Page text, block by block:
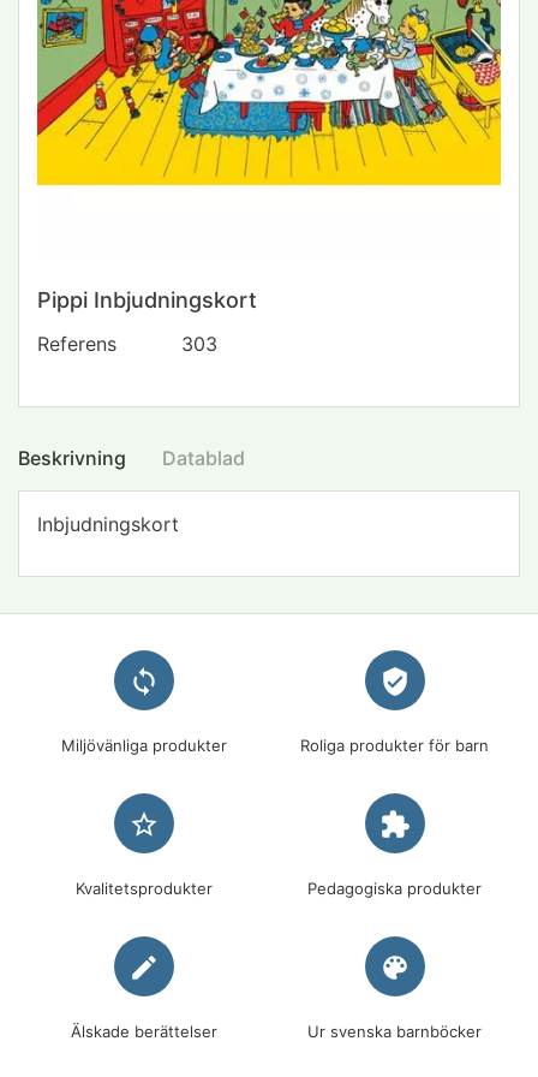
Pippi Inbjudningskort
Referens 303
Beskrivning Datablad
Inbjudningskort
loop
Miljövänliga produkter
verified_user
Roliga produkter för barn
star_border
Kvalitetsprodukter
extension
Pedagogiska produkter
edit
Älskade berättelser
palette
Ur svenska barnböcker